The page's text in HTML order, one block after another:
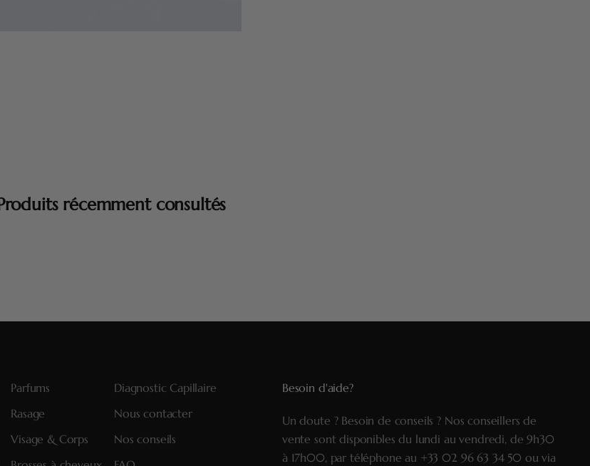
récemment consultés
Parfums
Rasage
Visage & Corps
Diagnostic Capillaire
Nous contacter
Nos conseils
Besoin d'aide?
Un doute ? Besoin de conseils ? Nos conseillers de
vente sont disponibles du lundi au vendredi, de 9h30
à 17h00, par téléphone au +33 02 96 63 34 50 ou via